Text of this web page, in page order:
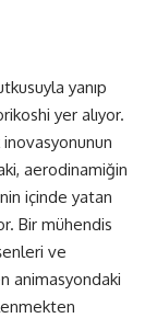
yanıp
yer alıyor.
inovasyonunun
aerodinamiğin
içinde yatan
Bir mühendis
ve
animasyondaki